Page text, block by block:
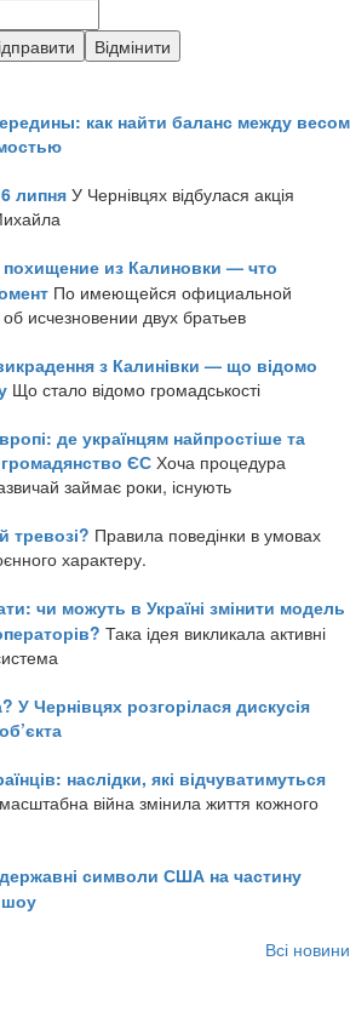
как найти баланс между весом
липня У Чернівцях відбулася акція
из Калиновки — что
По имеющейся официальной
исчезновении двух братьев
з Калинівки — що відомо
Що стало відомо громадськості
де українцям найпростіше та
ЄС Хоча процедура
займає роки, існують
тревозі? Правила поведінки в умовах
характеру.
чи можуть в Україні змінити модель
Така ідея викликала активні
У Чернівцях розгорілася дискусія
наслідки, які відчуватимуться
війна змінила життя кожного
символи США на частину
шоу
Всі новини